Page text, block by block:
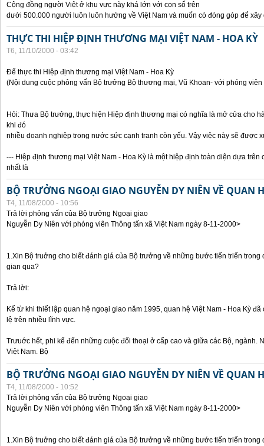
Cộng đồng người Việt ở khu vực này khá lớn với con số trên
dưới 500.000 người luôn luôn hướng về Việt Nam và muốn có đóng góp để
THỰC THI HIỆP ĐỊNH THƯƠNG MẠI VIỆT NAM - HOA KỲ
T6, 11/10/2000 - 03:42
Để thực thi Hiệp định thương mại Việt Nam - Hoa Kỳ
(Nội dung cuộc phỏng vấn Bộ trưởng Bộ thương mại, Vũ Khoan- với phóng
Hỏi: Thưa Bộ trưởng, thực hiện Hiệp định thương mại có nghĩa là mở cửa cho
khi đó
nhiều doanh nghiệp trong nước sức cạnh tranh còn yếu. Vậy việc này sẽ được
--- Hiệp định thương mại Việt Nam - Hoa Kỳ là một hiệp định toàn diện dựa trên
nhất là
BỘ TRƯỞNG NGOẠI GIAO NGUYỄN DY NIÊN VỀ QUAN
T4, 11/08/2000 - 10:56
Trả lời phỏng vấn của Bộ trưởng Ngoại giao
Nguyễn Dy Niên với phóng viên Thông tấn xã Việt Nam ngày 8-11-2000>
1.Xin Bộ truởng cho biết đánh giá của Bộ trưởng về những bước tiến triển trong
gian qua?
Trả lời:
Kể từ khi thiết lập quan hệ ngoại giao năm 1995, quan hệ Việt Nam - Hoa Kỳ
lệ trên nhiều lĩnh vực.
Trưuớc hết, phi kể đến những cuộc đối thoại ở cấp cao và giữa các Bộ, ngành.
Việt Nam. Bộ
BỘ TRƯỞNG NGOẠI GIAO NGUYỄN DY NIÊN VỀ QUAN
T4, 11/08/2000 - 10:52
Trả lời phỏng vấn của Bộ trưởng Ngoại giao
Nguyễn Dy Niên với phóng viên Thông tấn xã Việt Nam ngày 8-11-2000>
1.Xin Bộ truởng cho biết đánh giá của Bộ trưởng về những bước tiến triển trong